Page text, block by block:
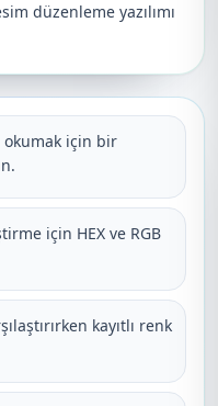
düzenleme yazılımı
için bir
için HEX ve RGB
kayıtlı renk